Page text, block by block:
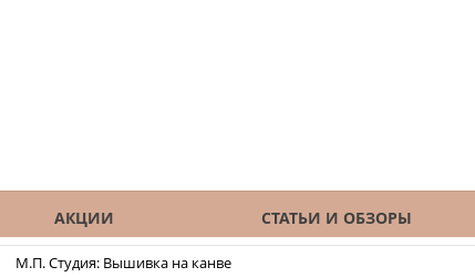
АКЦИИ СТАТЬИ И ОБЗОРЫ
М.П. Студия: Вышивка на канве